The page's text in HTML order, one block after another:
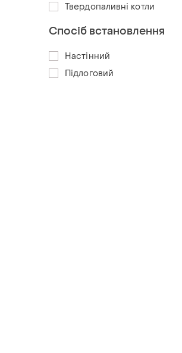
Твердопаливні котли
Спосіб встановлення
Настінний
Підлоговий